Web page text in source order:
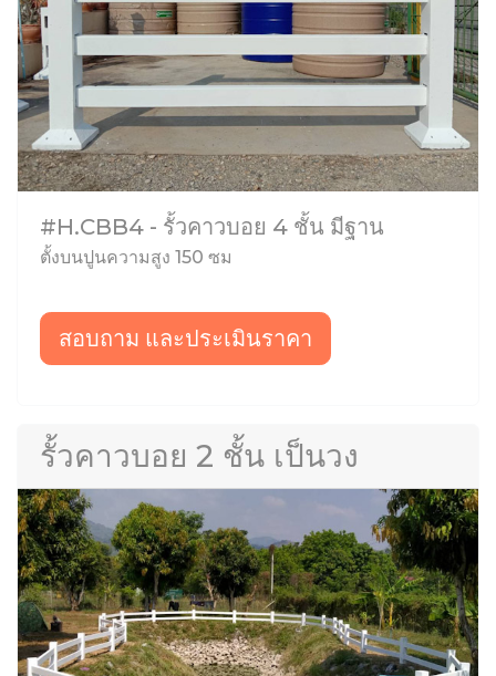
#H.CBB4 - รั้วคาวบอย 4 ชั้น มีฐาน
ตั้งบนปูนความสูง 150 ซม
สอบถาม และประเมินราคา
รั้วคาวบอย 2 ชั้น เป็นวง